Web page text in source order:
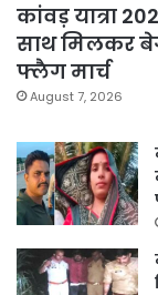
कांवड़ यात्रा
साथ मिलकर
फ्लैग मार्च
August 7, 2026